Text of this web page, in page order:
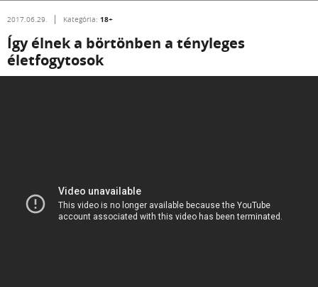
2017.06.29. Kategória: 18+
Így élnek a börtönben a tényleges
életfogytosok